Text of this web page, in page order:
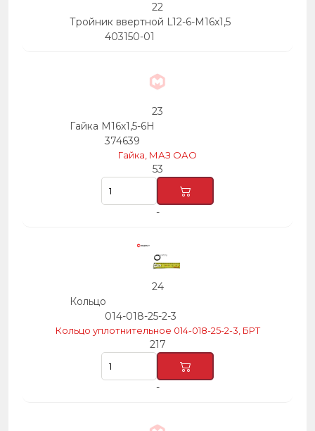
22
Тройник ввертной L12-6-М16х1,5
403150-01
23
Гайка М16х1,5-6Н
374639
Гайка, МАЗ ОАО
53
-
24
Кольцо
014-018-25-2-3
Кольцо уплотнительное 014-018-25-2-3, БРТ
217
-